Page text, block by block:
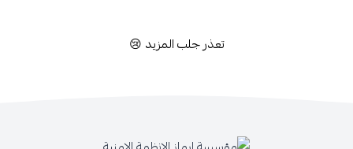
تعذر جلب المزيد 😢